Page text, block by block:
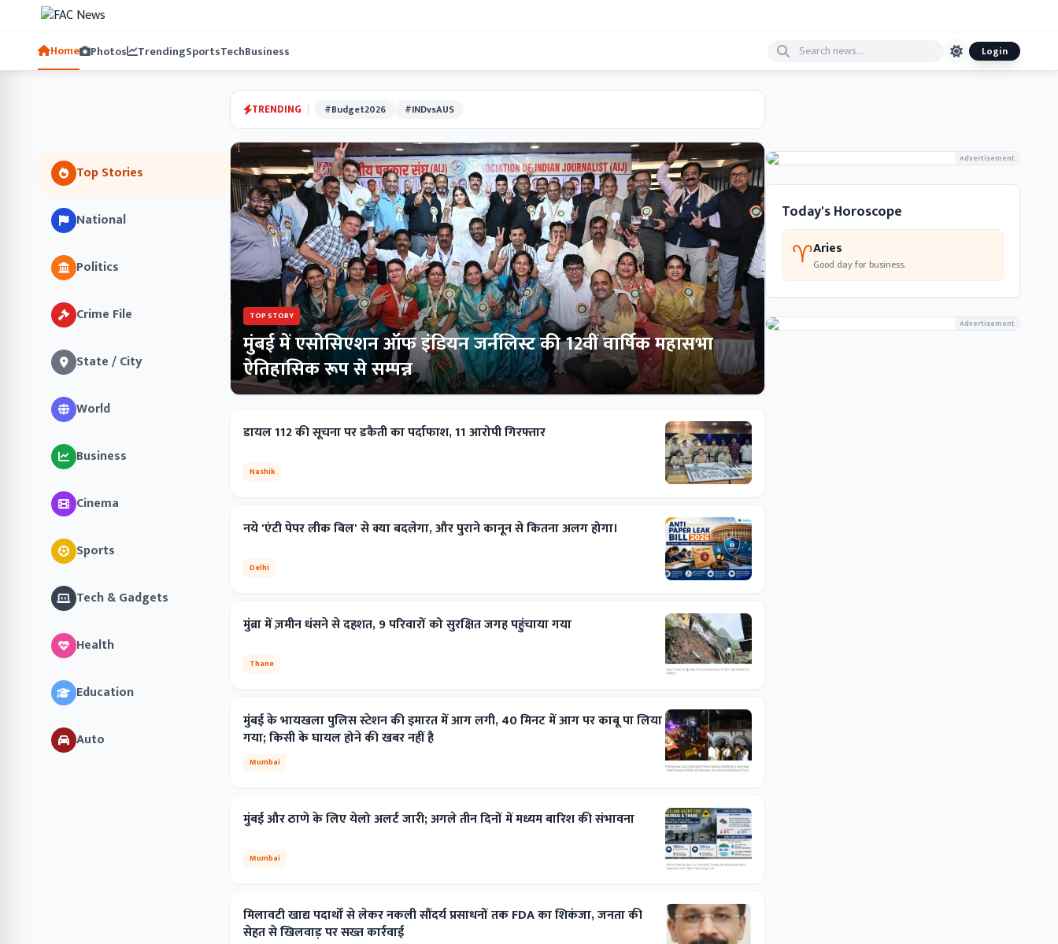
Home Photos TrendingSportsTechBusiness Login
Top Stories
National
Politics
Crime File
State / City
World
Business
Cinema
Sports
Tech & Gadgets
Health
Education
Auto
TRENDING #Budget2026 #INDvsAUS
TOP STORY
मुंबई में एसोसिएशन ऑफ इंडियन जर्नलिस्ट की 12वीं वार्षिक महासभा
ऐतिहासिक रूप से सम्पन्न
डायल 112 की सूचना पर डकैती का पर्दाफाश, 11 आरोपी गिरफ्तार
Nashik
नये 'एंटी पेपर लीक बिल' से क्या बदलेगा, और पुराने कानून से कितना अलग होगा।
Delhi
मुंब्रा में ज़मीन धंसने से दहशत, 9 परिवारों को सुरक्षित जगह पहुंचाया गया
Thane
मुंबई के भायखला पुलिस स्टेशन की इमारत में आग लगी, 40 मिनट में आग पर काबू पा लिया
गया; किसी के घायल होने की खबर नहीं है
Mumbai
मुंबई और ठाणे के लिए येलो अलर्ट जारी; अगले तीन दिनों में मध्यम बारिश की संभावना
Mumbai
मिलावटी खाद्य पदार्थों से लेकर नकली सौंदर्य प्रसाधनों तक FDA का शिकंजा, जनता की
सेहत से खिलवाड़ पर सख्त कार्रवाई
Advertisement
Today's Horoscope
♈Aries
Good day for business.
Advertisement